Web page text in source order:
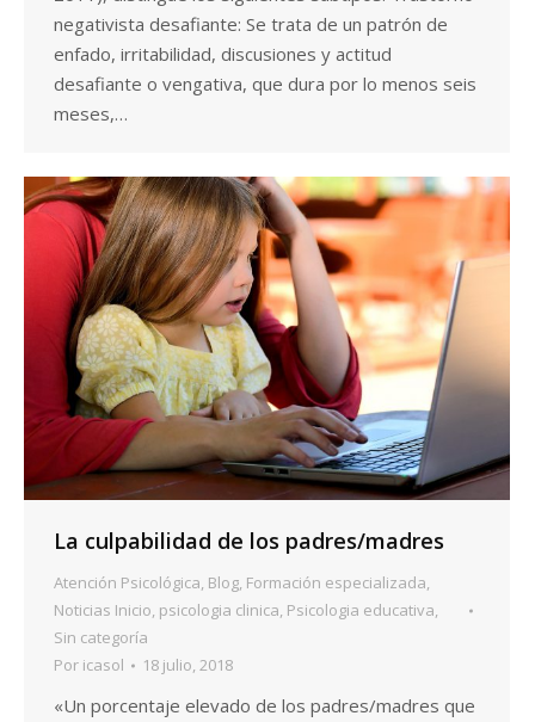
negativista desafiante: Se trata de un patrón de
enfado, irritabilidad, discusiones y actitud
desafiante o vengativa, que dura por lo menos seis
meses,…
La culpabilidad de los padres/madres
Atención Psicológica, Blog, Formación especializada,
Noticias Inicio, psicologia clinica, Psicologia educativa,
Sin categoría
Por icasol 18 julio, 2018
«Un porcentaje elevado de los padres/madres que